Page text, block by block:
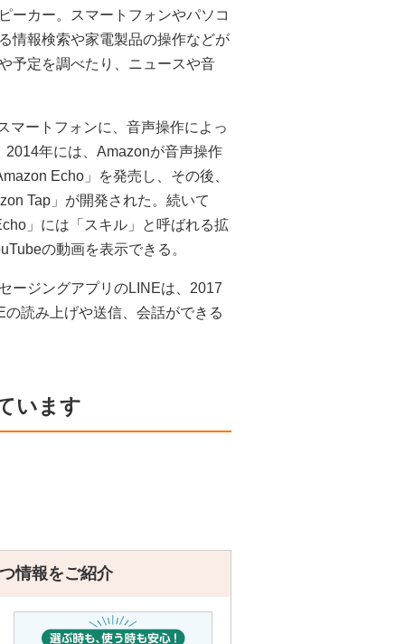
ーカー。スマートフォンやパソコ
情報検索や家電製品の操作などが
予定を調べたり、ニュースや音
マートフォンに、音声操作によっ
年には、Amazonが音声操作
Echo」を発売し、その後、
Tap」が開発された。続いて
」には「スキル」と呼ばれる拡
の動画を表示できる。
ージングアプリのLINEは、2017
読み上げや送信、会話ができる
います
情報をご紹介